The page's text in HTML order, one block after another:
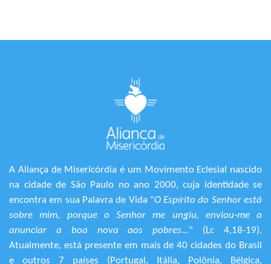
A Aliança de Misericórdia é um Movimento Eclesial nascido
na cidade de São Paulo no ano 2000, cuja identidade se
encontra em sua Palavra de Vida "O Espírito do Senhor está
sobre mim, porque o Senhor me ungiu, enviou-me a
anunciar a boa nova aos pobres..." (Lc 4,18-19).
Atualmente, está presente em mais de 40 cidades do Brasil
e outros 7 países (Portugal, Itália, Polônia, Bélgica,